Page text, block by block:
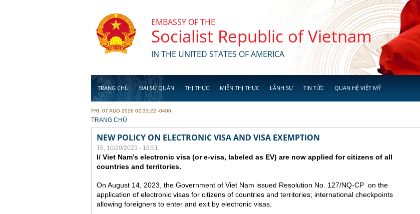
EMBASSY OF THE
Socialist Republic of Vietnam
IN THE UNITED STATES OF AMERICA
TRANG CHỦ ĐẠI SỨ QUÁN THỊ THỰC MIỄN THỊ THỰC LÃNH SỰ TIN TỨC QUAN HỆ VIỆT MỸ
FRI, 07 AUG 2026 02:33:22 -0400
YOU ARE HERE
TRANG CHỦ
NEW POLICY ON ELECTRONIC VISA AND VISA EXEMPTION
T6, 10/20/2023 - 16:51
I/ Viet Nam’s electronic visa (or e-visa, labeled as EV) are now applied for citizens of all
countries and territories.
On August 14, 2023, the Government of Viet Nam issued Resolution No. 127/NQ-CP on the
application of electronic visas for citizens of countries and territories; international checkpoints
allowing foreigners to enter and exit by electronic visas.